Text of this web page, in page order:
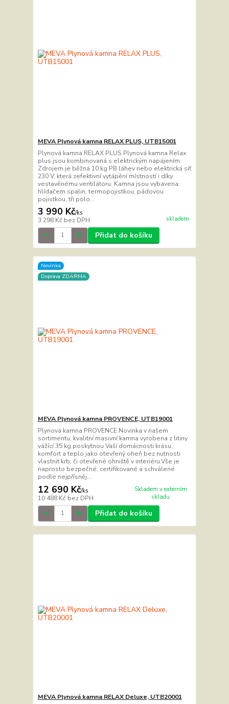
MEVA Plynová kamna RELAX PLUS, UTB15001
Plynová kamna RELAX PLUS Plynová kamna Relax
plus jsou kombinovaná s elektrickým napájením.
Zdrojem je běžná 10 kg PB láhev nebo elektrická síť
230 V, která zefektivní vytápění místností i díky
vestavěnému ventilátoru. Kamna jsou vybavena:
hlídačem spalin, termopojistkou, pádovou
pojistkou, tři polo...
3 990 Kč/ks
3 298 Kč bez DPH skladem
Přidat do košíku
Novinka
Doprava ZDARMA
MEVA Plynová kamna PROVENCE, UTB19001
Plynová kamna PROVENCE Novinka v našem
sortimentu, kvalitní masivní kamna vyrobena z litiny
vážící 35 kg poskytnou Vaší domácnosti krásu,
komfort a teplo jako otevřený oheň bez nutnosti
vlastnit krb, či otevřené ohniště v interiéru.Vše je
naprosto bezpečné, certifikované a schválené
podle nejpřísněj...
12 690 Kč/ks
10 488 Kč bez DPH
Skladem v externím
skladu
Přidat do košíku
MEVA Plynová kamna RELAX Deluxe, UTB20001